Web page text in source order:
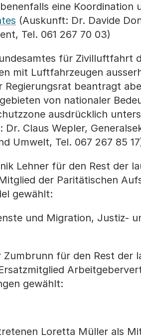
eine Koordination
(Auskunft: Dr. Davide
Tel. 061 267 70 03)
für Zivilluftfahrt
mit Luftfahrzeugen
beantragt
von nationaler
ausdrücklich
Dr. Claus Wepler,
Umwelt, Tel. 067 267 85
Lehner für den Rest der
der Paritätischen
gewählt:
und Migration, Justiz-
für den Rest der
gewählt:
Loretta Müller als